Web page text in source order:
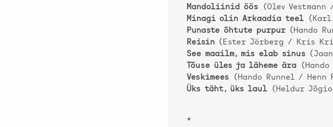
Mandoliinid öös (Olev
Minagi olin Arkaadia teel (Karl
Punaste õhtute purpur (Hando
Reisin (Ester Jörberg / Kris
See maailm, mis elab sinus
Tõuse üles ja läheme ära (Hando
Veskimees (Hando Runnel / Henn
Üks täht, üks laul (Heldur
*